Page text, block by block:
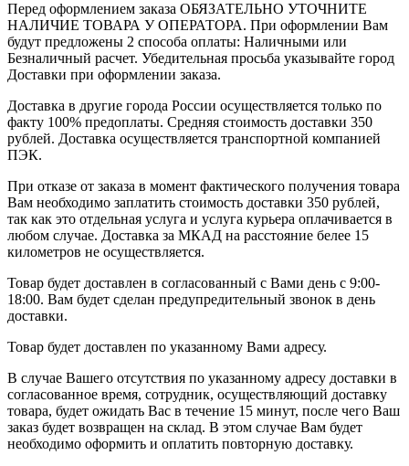
Перед оформлением заказа ОБЯЗАТЕЛЬНО УТОЧНИТЕ
НАЛИЧИЕ ТОВАРА У ОПЕРАТОРА. При оформлении Вам
будут предложены 2 способа оплаты: Наличными или
Безналичный расчет. Убедительная просьба указывайте город
Доставки при оформлении заказа.
Доставка в другие города России осуществляется только по
факту 100% предоплаты. Средняя стоимость доставки 350
рублей. Доставка осуществляется транспортной компанией
ПЭК.
При отказе от заказа в момент фактического получения товара
Вам необходимо заплатить стоимость доставки 350 рублей,
так как это отдельная услуга и услуга курьера оплачивается в
любом случае. Доставка за МКАД на расстояние белее 15
километров не осуществляется.
Товар будет доставлен в согласованный с Вами день с 9:00-
18:00. Вам будет сделан предупредительный звонок в день
доставки.
Товар будет доставлен по указанному Вами адресу.
В случае Вашего отсутствия по указанному адресу доставки в
согласованное время, сотрудник, осуществляющий доставку
товара, будет ожидать Вас в течение 15 минут, после чего Ваш
заказ будет возвращен на склад. В этом случае Вам будет
необходимо оформить и оплатить повторную доставку.